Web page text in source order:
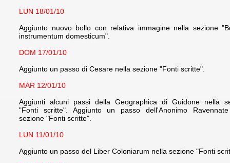
LUN 18/01/10
Aggiunto nuovo bollo con relativa immagine nella sezione
instrumentum domesticum".
DOM 17/01/10
Aggiunto un passo di Cesare nella sezione "Fonti scritte".
MAR 12/01/10
Aggiunti alcuni passi della Geographica di Guidone nella
"Fonti scritte". Aggiunto un passo dell'Anonimo
sezione "Fonti scritte".
LUN 11/01/10
Aggiunto un passo del Liber Coloniarum nella sezione "Fonti